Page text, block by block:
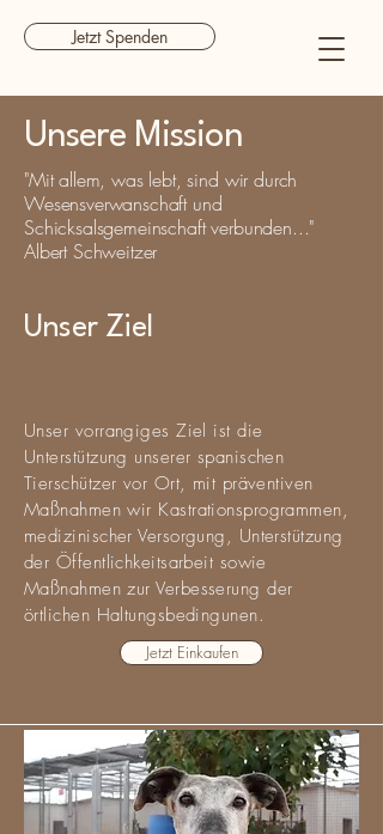
Jetzt Spenden
Unsere Mission
"Mit allem, was lebt, sind wir durch
Wesensverwanschaft und
Schicksalsgemeinschaft verbunden..."
Albert Schweitzer
Unser Ziel
Unser vorrangiges Ziel ist die
Unterstützung unserer spanischen
Tierschützer vor Ort, mit präventiven
Maßnahmen wir Kastrationsprogrammen,
medizinischer Versorgung, Unterstützung
der Öffentlichkeitsarbeit sowie
Maßnahmen zur Verbesserung der
örtlichen Haltungsbedingunen.
Jetzt Einkaufen